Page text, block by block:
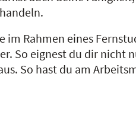
Rahmen eines
So eignest du dir nicht
So hast du am